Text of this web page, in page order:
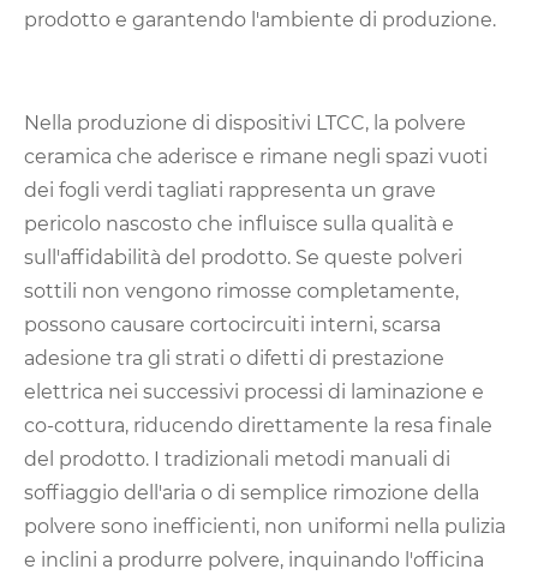
prodotto e garantendo l'ambiente di produzione.
Nella produzione di dispositivi LTCC, la polvere
ceramica che aderisce e rimane negli spazi vuoti
dei fogli verdi tagliati rappresenta un grave
pericolo nascosto che influisce sulla qualità e
sull'affidabilità del prodotto. Se queste polveri
sottili non vengono rimosse completamente,
possono causare cortocircuiti interni, scarsa
adesione tra gli strati o difetti di prestazione
elettrica nei successivi processi di laminazione e
co-cottura, riducendo direttamente la resa finale
del prodotto. I tradizionali metodi manuali di
soffiaggio dell'aria o di semplice rimozione della
polvere sono inefficienti, non uniformi nella pulizia
e inclini a produrre polvere, inquinando l'officina